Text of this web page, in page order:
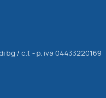
bg / c.f. - p. iva 04433220169